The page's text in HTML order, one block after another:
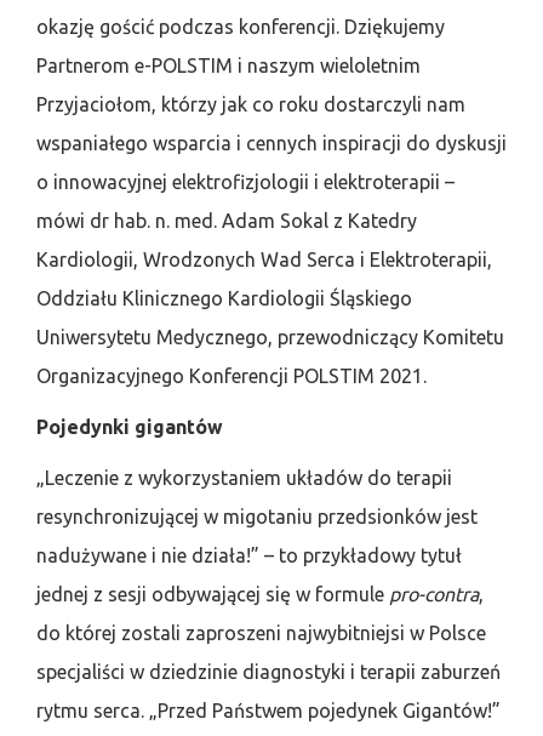
okazję gościć podczas konferencji. Dziękujemy
Partnerom e-POLSTIM i naszym wieloletnim
Przyjaciołom, którzy jak co roku dostarczyli nam
wspaniałego wsparcia i cennych inspiracji do dyskusji
o innowacyjnej elektrofizjologii i elektroterapii –
mówi dr hab. n. med. Adam Sokal z Katedry
Kardiologii, Wrodzonych Wad Serca i Elektroterapii,
Oddziału Klinicznego Kardiologii Śląskiego
Uniwersytetu Medycznego, przewodniczący Komitetu
Organizacyjnego Konferencji POLSTIM 2021.
Pojedynki gigantów
„Leczenie z wykorzystaniem układów do terapii
resynchronizującej w migotaniu przedsionków jest
nadużywane i nie działa!” – to przykładowy tytuł
jednej z sesji odbywającej się w formule pro-contra,
do której zostali zaproszeni najwybitniejsi w Polsce
specjaliści w dziedzinie diagnostyki i terapii zaburzeń
rytmu serca. „Przed Państwem pojedynek Gigantów!”